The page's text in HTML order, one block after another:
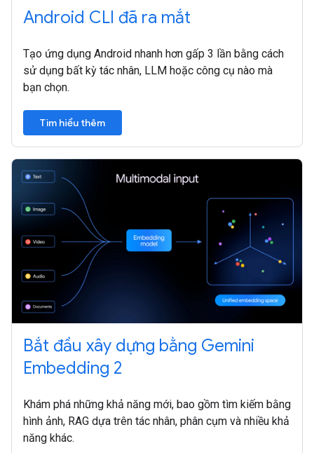
Android CLI đã ra mắt
Tạo ứng dụng Android nhanh hơn gấp 3 lần bằng cách
sử dụng bất kỳ tác nhân, LLM hoặc công cụ nào mà
bạn chọn.
Tìm hiểu thêm
Bắt đầu xây dựng bằng Gemini
Embedding 2
Khám phá những khả năng mới, bao gồm tìm kiếm bằng
hình ảnh, RAG dựa trên tác nhân, phân cụm và nhiều khả
năng khác.